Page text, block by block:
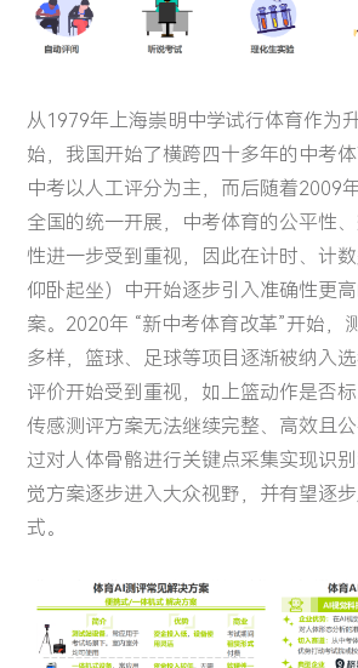
从1979年上海崇明中学试行体育作为
始，我国开始了横跨四十多年的中考
中考以人工评分为主，而后随着2009
全国的统一开展，中考体育的公平性
性进一步受到重视，因此在计时、计数
仰卧起坐）中开始逐步引入准确性更
案。2020年 “新中考体育改革”开始，
多样，篮球、足球等项目逐渐被纳入
评价开始受到重视，如上篮动作是否
传感测评方案无法继续完整、高效且
过对人体骨骼进行关键点采集实现识
觉方案逐步进入大众视野，并有望逐
式。